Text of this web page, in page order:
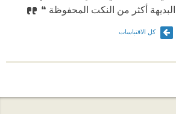
أكثر من النكت المحفوظة ❝
كل الاقتباسات